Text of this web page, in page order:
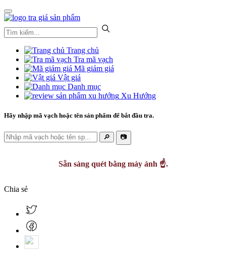
Trang chủ
Tra mã vạch
Mã giảm giá
Vật giá
Danh mục
Xu Hướng
Hãy nhập mã vạch hoặc tên sản phẩm để bắt đầu tra.
🔎 📷
Sẵn sàng quét bằng máy ảnh ☝️.
Chia sẻ